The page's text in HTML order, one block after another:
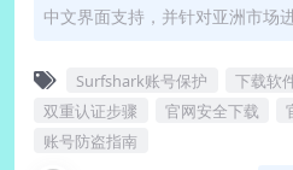
中文界面支持，并针对亚洲市场
Surfshark账号保护 下载软
双重认证步骤
官网安全下载
账号防盗指南